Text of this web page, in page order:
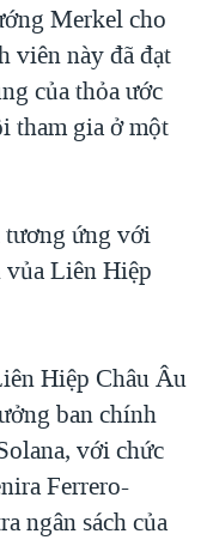
CUỘC'
NAM
HẢI SÂM
NÔNG THÔN MỸ
Merkel cho
viên này đã đạt
của thỏa ước
tham gia ở một
ứng với
vủa Liên Hiệp
Hiệp Châu Âu
ban chính
với chức
Ferrero-
ngân sách của